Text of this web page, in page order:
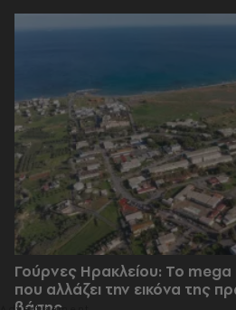
Γούρνες Ηρακλείου: To
που αλλάζει την εικόνα της